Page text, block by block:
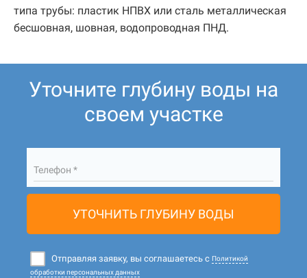
типа трубы: пластик НПВХ или сталь металлическая
бесшовная, шовная, водопроводная ПНД.
Уточните глубину воды на
своем участке
Телефон *
УТОЧНИТЬ ГЛУБИНУ ВОДЫ
Отправляя заявку, вы соглашаетесь с Политикой
обработки персональных данных